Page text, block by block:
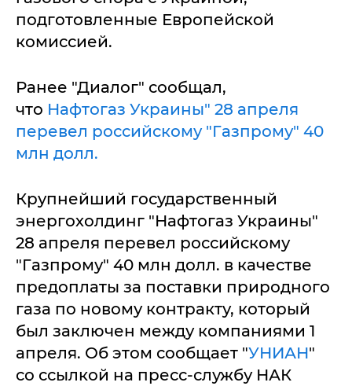
подготовленные Европейской
комиссией.
Ранее "Диалог" сообщал,
что Нафтогаз Украины" 28 апреля
перевел российскому "Газпрому" 40
млн долл.
Крупнейший государственный
энергохолдинг "Нафтогаз Украины"
28 апреля перевел российскому
"Газпрому" 40 млн долл. в качестве
предоплаты за поставки природного
газа по новому контракту, который
был заключен между компаниями 1
апреля. Об этом сообщает "УНИАН"
со ссылкой на пресс-службу НАК